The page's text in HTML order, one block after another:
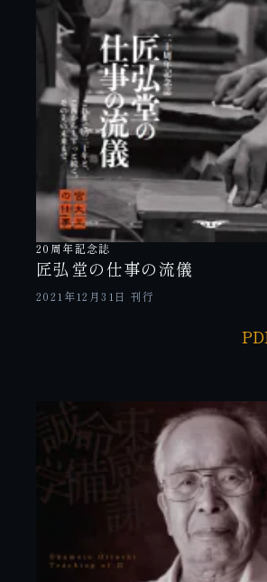
20周年記念誌
匠弘堂の仕事の流儀
2021年12月31日 刊行